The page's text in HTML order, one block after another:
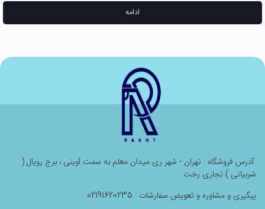
ادامه
آدرس فروشگاه : تهران - شهر ری میدان معلم به سمت آوینی ، برج رویال (
شربیانی ) تجاری رخت
پیگیری و مشاوره و تعویض سفارشات : 02191620235